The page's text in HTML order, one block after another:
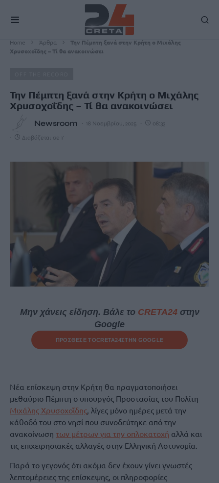
Home Άρθρα
Την Πέμπτη ξανά στην Κρήτη ο Μιχάλης
Χρυσοχοΐδης – Τί θα ανακοινώσει
Την Πέμπτη ξανά στην Κρήτη ο Μιχάλης
Χρυσοχοΐδης – Τί θα ανακοινώσει
Newsroom 18 Νοεμβρίου, 2025 08:33
Διαβάζεται σε 1'
Μην χάνεις είδηση. Βάλε το CRETA24στην
Google
ΠΡΟΣΘΕΣΕ ΤΟCRETA24ΣΤΗΝ GOOGLE
Νέα επίσκεψη στην Κρήτη θα πραγματοποιήσει
μεθαύριο Πέμπτη ο υπουργός Προστασίας του Πολίτη
Μιχάλης Χρυσοχοΐδης, λίγες μόνο ημέρες μετά την
κάθοδό του στο νησί που συνοδεύτηκε από την
ανακοίνωση των μέτρων για την οπλοκατοχή αλλά και
τις επιχειρησιακές αλλαγές στην Ελληνική Αστυνομία.
Παρά το γεγονός ότι ακόμα δεν έχουν γίνει γνωστές
λεπτομέρειες της επίσκεψης, οι πληροφορίες